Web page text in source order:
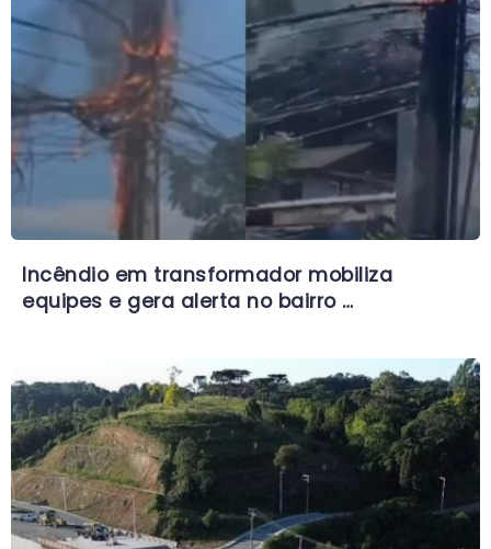
Incêndio em transformador mobiliza
equipes e gera alerta no bairro …